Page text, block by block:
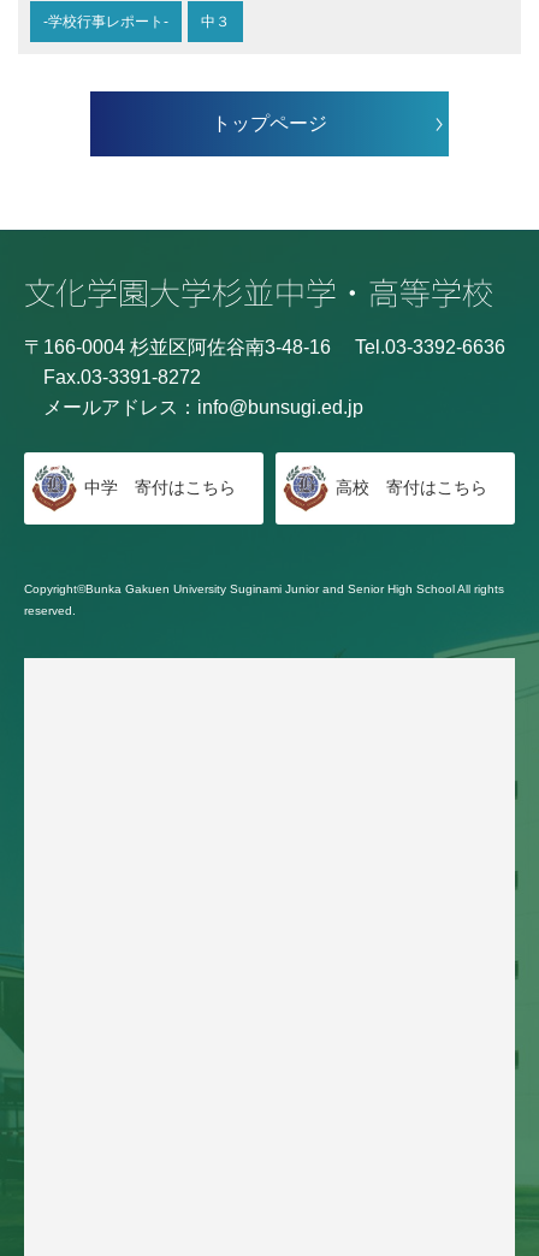
-学校行事レポート- 中３
トップページ
〒166-0004 杉並区阿佐谷南3-48-16
Tel.03-3392-6636
Fax.03-3391-8272
メールアドレス： info@bunsugi.ed.jp
中学 寄付はこちら 高校 寄付はこちら
Copyright©Bunka Gakuen University Suginami Junior and Senior High School All rights
reserved.